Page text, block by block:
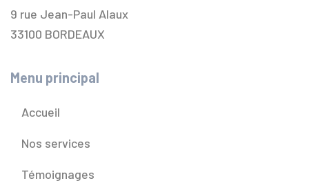
9 rue Jean-Paul Alaux
33100 BORDEAUX
Menu principal
Accueil
Nos services
Témoignages